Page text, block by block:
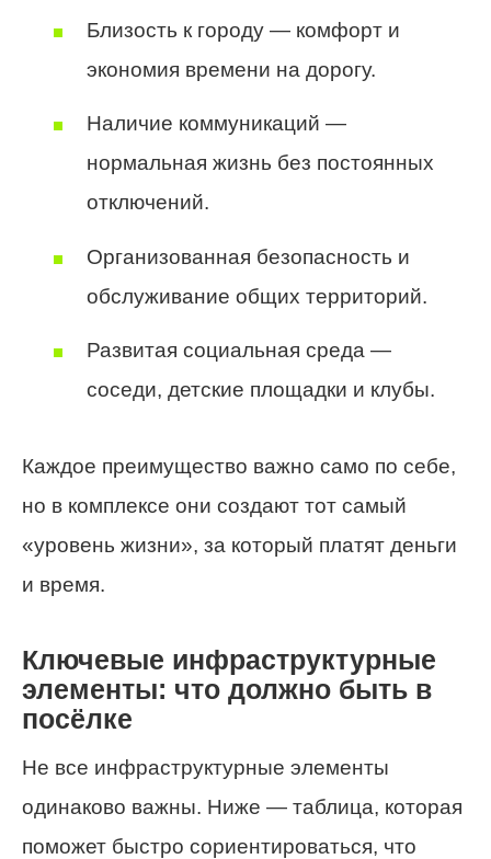
Близость к городу — комфорт и
экономия времени на дорогу.
Наличие коммуникаций —
нормальная жизнь без постоянных
отключений.
Организованная безопасность и
обслуживание общих территорий.
Развитая социальная среда —
соседи, детские площадки и клубы.
Каждое преимущество важно само по себе,
но в комплексе они создают тот самый
«уровень жизни», за который платят деньги
и время.
Ключевые инфраструктурные
элементы: что должно быть в
посёлке
Не все инфраструктурные элементы
одинаково важны. Ниже — таблица, которая
поможет быстро сориентироваться, что